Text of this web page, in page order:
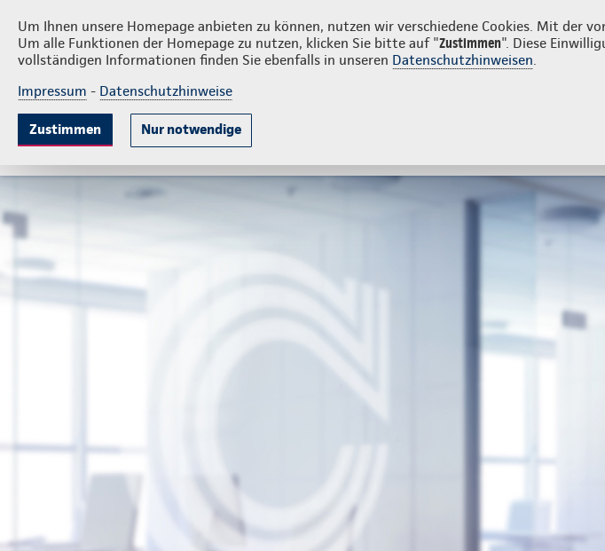
Um Ihnen unsere Homepage anbieten zu können, nutzen wir verschiedene Cookies. Mit der
Um alle Funktionen der Homepage zu nutzen, klicken Sie bitte auf "Zustimmen". Diese
vollständigen Informationen finden Sie ebenfalls in unseren Datenschutzhinweisen.
Impressum - Datenschutzhinweise
Zustimmen Nur notwendige
Wilhelm Reinecke PrivatkundenFirmenkunden
KrankenversicherungLebensversicherung